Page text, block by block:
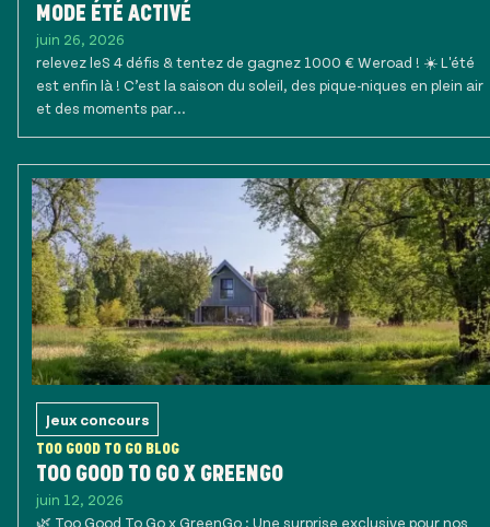
MODE ÉTÉ ACTIVÉ
juin 26, 2026
relevez leS 4 défis & tentez de gagnez 1000 € Weroad ! ☀️ L'été
est enfin là ! C’est la saison du soleil, des pique-niques en plein air
et des moments par...
Jeux concours
TOO GOOD TO GO BLOG
TOO GOOD TO GO X GREENGO
juin 12, 2026
🌿 Too Good To Go x GreenGo : Une surprise exclusive pour nos